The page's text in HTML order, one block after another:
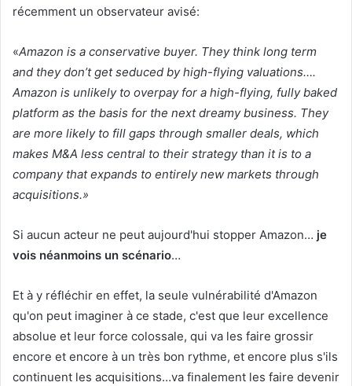
récemment un observateur avisé:
«Amazon is a conservative buyer. They think long term
and they don’t get seduced by high-flying valuations….
Amazon is unlikely to overpay for a high-flying, fully baked
platform as the basis for the next dreamy business. They
are more likely to fill gaps through smaller deals, which
makes M&A less central to their strategy than it is to a
company that expands to entirely new markets through
acquisitions.»
Si aucun acteur ne peut aujourd'hui stopper Amazon… je
vois néanmoins un scénario…
Et à y réfléchir en effet, la seule vulnérabilité d'Amazon
qu'on peut imaginer à ce stade, c'est que leur excellence
absolue et leur force colossale, qui va les faire grossir
encore et encore à un très bon rythme, et encore plus s'ils
continuent les acquisitions…va finalement les faire devenir